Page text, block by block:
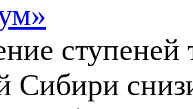
ступеней
Сибири